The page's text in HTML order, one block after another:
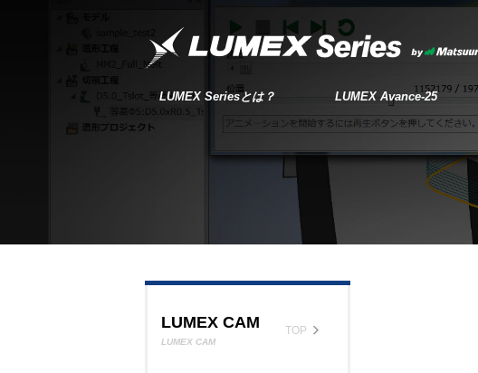
LUMEX Seriesとは？
LUMEX
TOP
LUMEX Avance-25
LUMEX CAM
LUMEX CAM
TOP